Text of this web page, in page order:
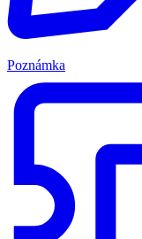
Poznámka